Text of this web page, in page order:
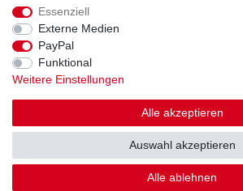
Kreditkarte
Lastschrift
Apple Pay
Google Pay
Vorkasse
Facebook
Essenziell
Externe Medien
PayPal
Funktional
Weitere Einstellungen
Alle akzeptieren
Alle ablehnen
Auswahl akzeptieren